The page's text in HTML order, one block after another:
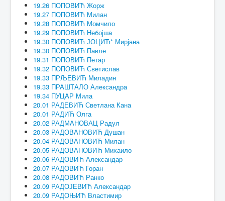
19.26 ПОПОВИЋ Жорж
19.27 ПОПОВИЋ Милан
19.28 ПОПОВИЋ Момчило
19.29 ПОПОВИЋ Небојша
19.30 ПОПОВИЋ ЈОЦИЋ* Мирјана
19.30 ПОПОВИЋ Павле
19.31 ПОПОВИЋ Петар
19.32 ПОПОВИЋ Светислав
19.33 ПРЉЕВИЋ Миладин
19.33 ПРАШТАЛО Александра
19.34 ПУЦАР Мила
20.01 РАДЕВИЋ Светлана Кана
20.01 РАДИЋ Олга
20.02 РАДМАНОВАЦ Радул
20.03 РАДОВАНОВИЋ Душан
20.04 РАДОВАНОВИЋ Милан
20.05 РАДОВАНОВИЋ Михаило
20.06 РАДОВИЋ Александар
20.07 РАДОВИЋ Горан
20.08 РАДОВИЋ Ранко
20.09 РАДОЈЕВИЋ Александар
20.09 РАДОЊИЋ Властимир